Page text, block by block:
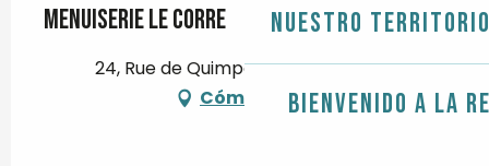
Nuestro
Bienvenido a la
Menuiserie Le Corre
24, Rue de Quimper, 29710 Plozévet
Cómo llegar